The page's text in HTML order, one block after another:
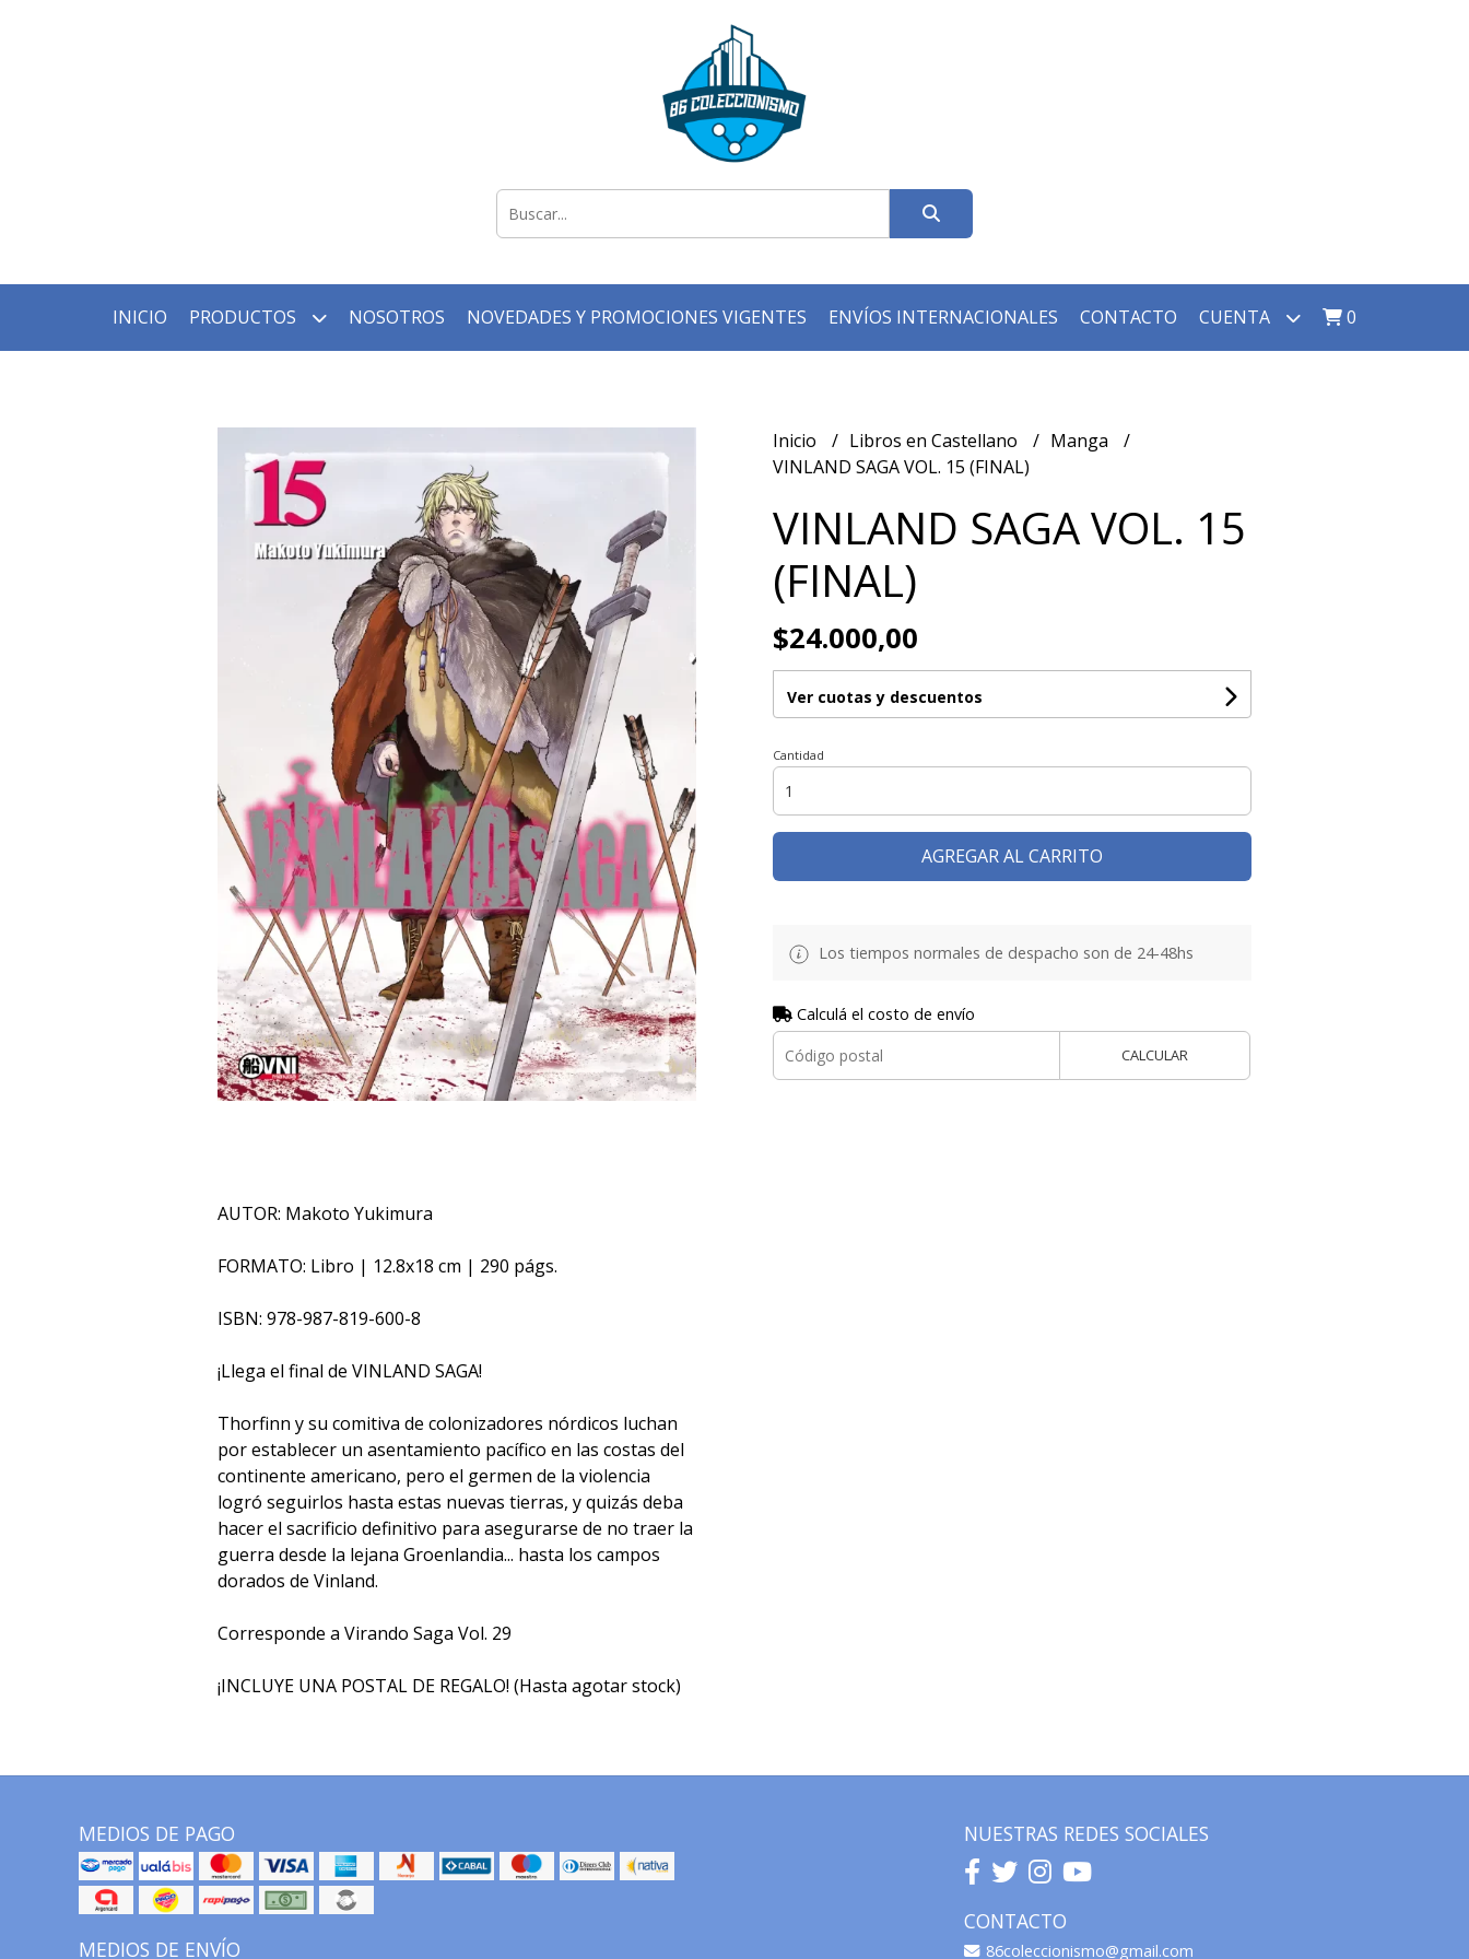
INICIO PRODUCTOS NOSOTROS NOVEDADES Y PROMOCIONES VIGENTES ENVÍOS INTERNACIONALES CONTACTO CUENTA 0
AUTOR: Makoto Yukimura
FORMATO: Libro | 12.8x18 cm | 290 págs.
ISBN: 978-987-819-600-8
¡Llega el final de VINLAND SAGA!
Thorfinn y su comitiva de colonizadores nórdicos luchan
por establecer un asentamiento pacífico en las costas del
continente americano, pero el germen de la violencia
logró seguirlos hasta estas nuevas tierras, y quizás deba
hacer el sacrificio definitivo para asegurarse de no traer la
guerra desde la lejana Groenlandia... hasta los campos
dorados de Vinland.
Corresponde a Virando Saga Vol. 29
¡INCLUYE UNA POSTAL DE REGALO! (Hasta agotar stock)
Inicio Libros en Castellano
Manga
VINLAND SAGA VOL. 15 (FINAL)
VINLAND SAGA VOL. 15
(FINAL)
$24.000,00
Ver cuotas y descuentos
Cantidad
AGREGAR AL CARRITO
Los tiempos normales de despacho son de 24-48hs
Calculá el costo de envío
CALCULAR
MEDIOS DE PAGO
MEDIOS DE ENVÍO
NUESTRAS REDES SOCIALES
CONTACTO
86coleccionismo@gmail.com